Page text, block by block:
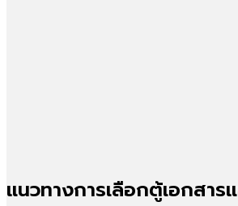
แนวทางการเลือกตู้เอกสาร